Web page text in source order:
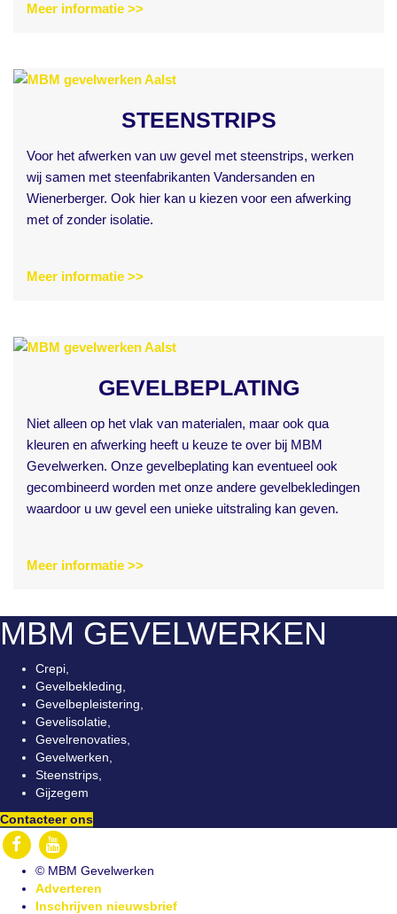
Meer informatie >>
STEENSTRIPS
Voor het afwerken van uw gevel met steenstrips, werken
wij samen met steenfabrikanten Vandersanden en
Wienerberger. Ook hier kan u kiezen voor een afwerking
met of zonder isolatie.
Meer informatie >>
GEVELBEPLATING
Niet alleen op het vlak van materialen, maar ook qua
kleuren en afwerking heeft u keuze te over bij MBM
Gevelwerken. Onze gevelbeplating kan eventueel ook
gecombineerd worden met onze andere gevelbekledingen
waardoor u uw gevel een unieke uitstraling kan geven.
Meer informatie >>
MBM GEVELWERKEN
Crepi,
Gevelbekleding,
Gevelbepleistering,
Gevelisolatie,
Gevelrenovaties,
Gevelwerken,
Steenstrips,
Gijzegem
Contacteer ons
© MBM Gevelwerken
Adverteren
Inschrijven nieuwsbrief